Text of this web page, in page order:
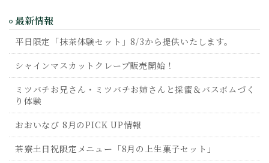
最新情報
平日限定「抹茶体験セット」8/3から提供いたします。
シャインマスカットクレープ販売開始！
ミツバチお兄さん・ミツバチお姉さんと採蜜＆バスボムづく
り体験
おおいなび 8月のPICK UP情報
茶寮土日祝限定メニュー「8月の上生菓子セット」